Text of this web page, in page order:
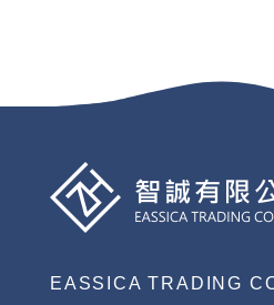
EASSICA TRADING